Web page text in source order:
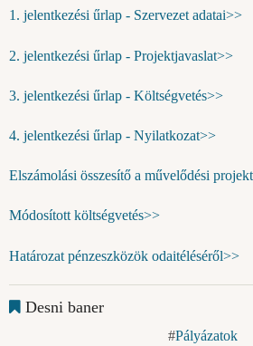
1. jelentkezési űrlap - Szervezet adatai>>
2. jelentkezési űrlap - Projektjavaslat>>
3. jelentkezési űrlap - Költségvetés>>
4. jelentkezési űrlap - Nyilatkozat>>
Elszámolási összesítő a művelődési
Módosított költségvetés>>
Határozat pénzeszközök odaitéléséről>>
Desni baner
Pályázatok